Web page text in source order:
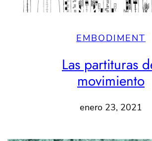
EMBODIMENT
Las partituras
movimiento
enero 23, 2021